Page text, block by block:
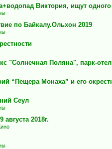
Виктория, ищут
по Байкалу.Ольхон 2019
"Солнечная Поляна", парк-
“Пещера Монаха” и его
Сеул
2018г.